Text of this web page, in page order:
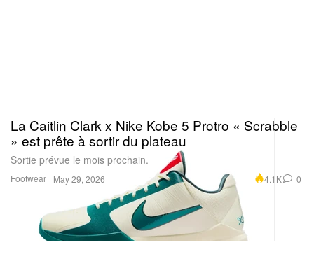
Footwear
La Caitlin Clark x Nike Kobe 5 Protro « Scrabble
» est prête à sortir du plateau
Sortie prévue le mois prochain.
May 29, 2026 4.1K 0